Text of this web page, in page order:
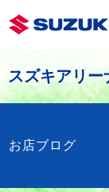
スズキアリー
お店ブログ